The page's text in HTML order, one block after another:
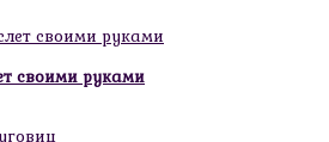
своими руками